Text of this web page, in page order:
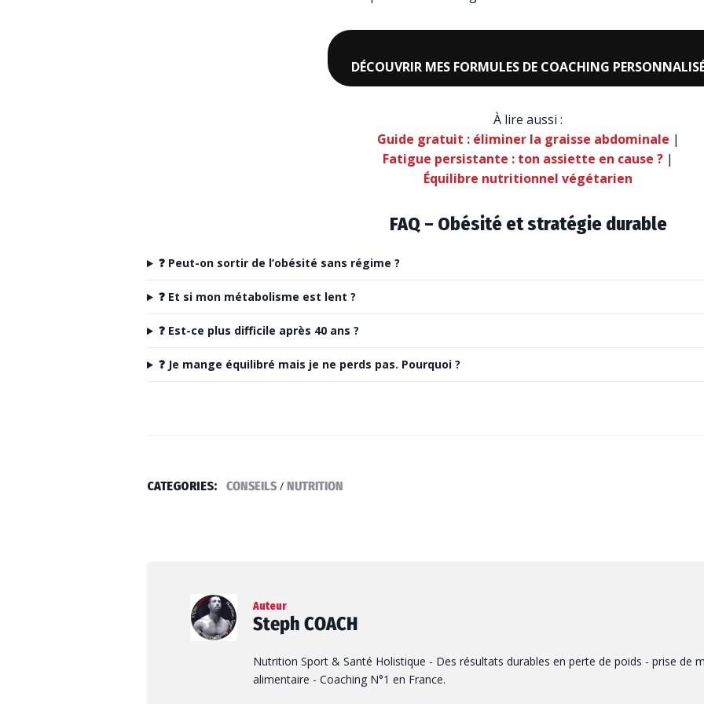
DÉCOUVRIR MES FORMULES DE COACHING
À lire aussi :
Guide gratuit : éliminer la graisse abdominale |
Fatigue persistante : ton assiette en cause ? |
Équilibre nutritionnel végétarien
FAQ – Obésité et stratégie durable
❓ Peut-on sortir de l’obésité sans régime ?
❓ Et si mon métabolisme est lent ?
❓ Est-ce plus difficile après 40 ans ?
❓ Je mange équilibré mais je ne perds pas. Pourquoi ?
CATEGORIES: CONSEILS / NUTRITION
Auteur
Steph COACH
Nutrition Sport & Santé Holistique - Des résultats durables en perte de poids - prise de
alimentaire - Coaching N°1 en France.